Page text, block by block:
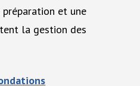
préparation et une
la gestion des